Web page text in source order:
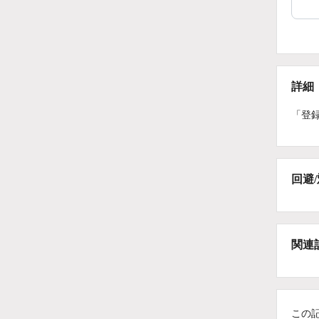
詳細
「登
回避
関連
この